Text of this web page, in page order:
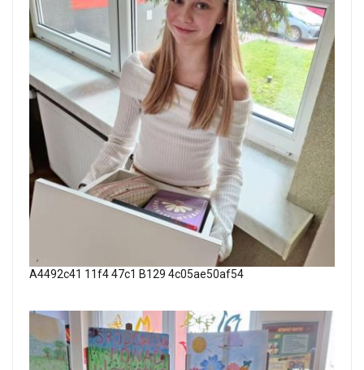
A4492c41 11f4 47c1 B129 4c05ae50af54